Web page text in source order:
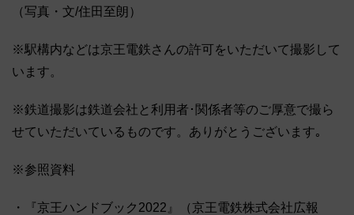
（写真・文/住田至朗）
※駅構内などは京王電鉄さんの許可をいただいて撮影して
います。
※鉄道撮影は鉄道会社と利用者･関係者等のご厚意で撮ら
せていただいているものです。ありがとうございます｡
※参照資料
・『京王ハンドブック2022』（京王電鉄株式会社広報